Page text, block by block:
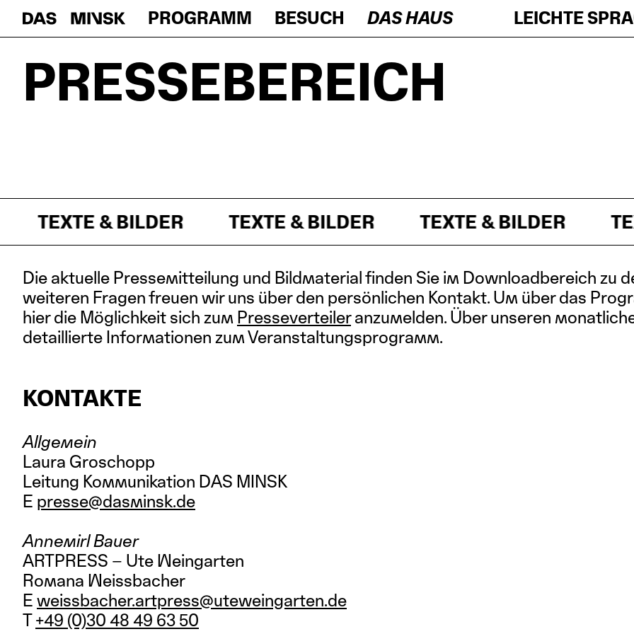
PROGRAMM BESUCH DAS HAUS LEICHTE
PRESSEBEREICH
& BILDER TEXTE & BILDER TEXTE & BILDER TEXTE &
Die aktuelle Pressemitteilung und Bildmaterial finden Sie im Downloadbereich zu
weiteren Fragen freuen wir uns über den persönlichen Kontakt. Um über das
hier die Möglichkeit sich zum Presseverteileranzumelden. Über unseren
detaillierte Informationen zum Veranstaltungsprogramm.
KONTAKTE
Allgemein
Laura Groschopp
Leitung Kommunikation DAS MINSK
E presse@dasminsk.de
Annemirl Bauer
ARTPRESS – Ute Weingarten
Romana Weissbacher
E weissbacher.artpress@uteweingarten.de
T+49 (0)30 48 49 63 50